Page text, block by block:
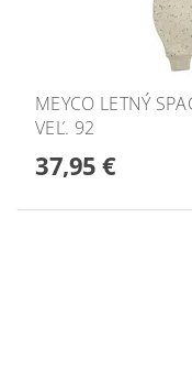
MEYCO LETNÝ
VEĽ. 92
37,95 €